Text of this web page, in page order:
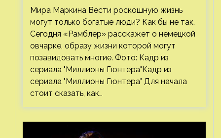
или миф
Мира Маркина Вести роскошную жизнь
могут только богатые люди? Как бы не так.
Сегодня «Рамблер» расскажет о немецкой
овчарке, образу жизни которой могут
позавидовать многие. Фото: Кадр из
сериала "Миллионы Гюнтера"Кадр из
сериала "Миллионы Гюнтера" Для начала
стоит сказать, как…